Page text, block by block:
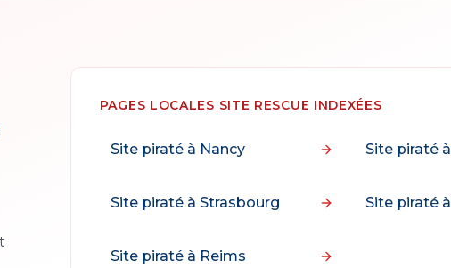
PAGES LOCALES SITE RESCUE INDEXÉES
Site piraté à Nancy Site piraté à
Site piraté à Strasbourg Site piraté à
Site piraté à Reims